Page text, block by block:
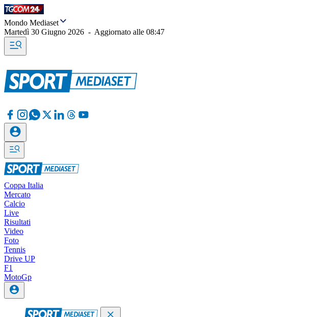
Mondo Mediaset
Martedì 30 Giugno 2026 - Aggiornato alle 08:47
Coppa Italia
Mercato
Calcio
Live
Risultati
Video
Foto
Tennis
Drive UP
F1
MotoGp